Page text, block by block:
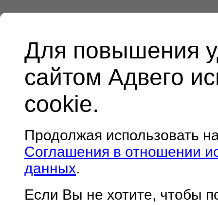
Для повышения
сайтом Адвего
cookie.
Продолжая использовать
Соглашения в отношении
данных.
Если Вы не хотите, чтобы